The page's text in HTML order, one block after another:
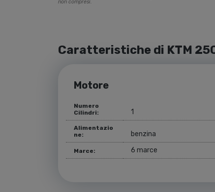
non compresi.
Caratteristiche di KTM
Motore
Numero
Cilindri:
1
Alimentazio
ne:
benzina
Marce: 6 marce